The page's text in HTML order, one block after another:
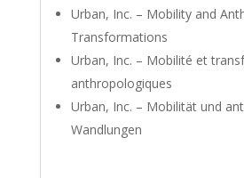
Urban, Inc. – Mobility and
Transformations
Urban, Inc. – Mobilité et
anthropologiques
Urban, Inc. – Mobilität und
Wandlungen